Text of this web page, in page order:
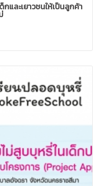
และเยาวชนให้เป็นลูกค้า